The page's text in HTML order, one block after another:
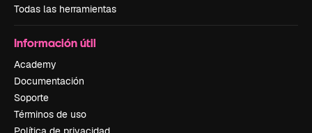
Todas las herramientas
Información útil
Academy
Documentación
Soporte
Términos de uso